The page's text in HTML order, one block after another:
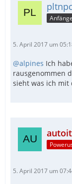
5. April 2017 um
@alpines Ich
rausgenommen
sieht was ich mit
5. April 2017 um